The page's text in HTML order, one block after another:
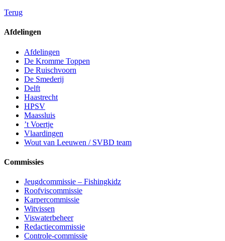
Terug
Afdelingen
Afdelingen
De Kromme Toppen
De Ruischvoorn
De Smederij
Delft
Haastrecht
HPSV
Maassluis
’t Voertje
Vlaardingen
Wout van Leeuwen / SVBD team
Commissies
Jeugdcommissie – Fishingkidz
Roofviscommissie
Karpercommissie
Witvissen
Viswaterbeheer
Redactiecommissie
Controle-commissie